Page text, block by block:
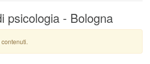
psicologia - Bologna